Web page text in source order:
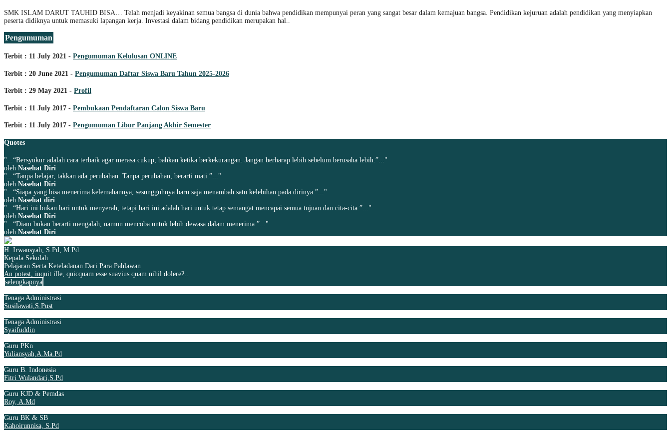
SMK ISLAM DARUT TAUHID BISA… Telah menjadi keyakinan semua bangsa di dunia bahwa pendidikan mempunyai peran yang sangat besar dalam kemajuan bangsa. Pendidikan kejuruan adalah pendidikan yang menyiapkan
peserta didiknya untuk memasuki lapangan kerja. Investasi dalam bidang pendidikan merupakan hal..
Pengumuman
Terbit : 11 July 2021 - Pengumuman Kelulusan ONLINE
Terbit : 20 June 2021 - Pengumuman Daftar Siswa Baru Tahun 2025-2026
Terbit : 29 May 2021 - Profil
Terbit : 11 July 2017 - Pembukaan Pendaftaran Calon Siswa Baru
Terbit : 11 July 2017 - Pengumuman Libur Panjang Akhir Semester
Quotes
"...“Bersyukur adalah cara terbaik agar merasa cukup, bahkan ketika berkekurangan. Jangan berharap lebih sebelum berusaha lebih.”..."
oleh Nasehat Diri
"...“Tanpa belajar, takkan ada perubahan. Tanpa perubahan, berarti mati.”..."
oleh Nasehat Diri
"...“Siapa yang bisa menerima kelemahannya, sesungguhnya baru saja menambah satu kelebihan pada dirinya.”..."
oleh Nasehat diri
"...“Hari ini bukan hari untuk menyerah, tetapi hari ini adalah hari untuk tetap semangat mencapai semua tujuan dan cita-cita.”..."
oleh Nasehat Diri
"...“Diam bukan berarti mengalah, namun mencoba untuk lebih dewasa dalam menerima.”..."
oleh Nasehat Diri
H. Irwansyah, S.Pd, M.Pd
Kepala Sekolah
Pelajaran Serta Keteladanan Dari Para Pahlawan
An potest, inquit ille, quicquam esse suavius quam nihil dolere?..
selengkapnya
Tenaga Administrasi
Susilawati,S.Pust
Tenaga Administrasi
Syaifuddin
Guru PKn
Yuliansyah,A.Ma.Pd
Guru B. Indonesia
Fitri Wulandari,S.Pd
Guru KJD & Pemdas
Roy, A.Md
Guru BK & SB
Kahoirunnisa, S.Pd